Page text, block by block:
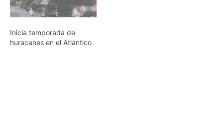
son Sonora, Sinaloa, San
Luis Potosí, Nayarit,
Michoacán, Guerrero, el
norte de Hidalgo,…
Inicia temporada de
huracanes en el Atlántico